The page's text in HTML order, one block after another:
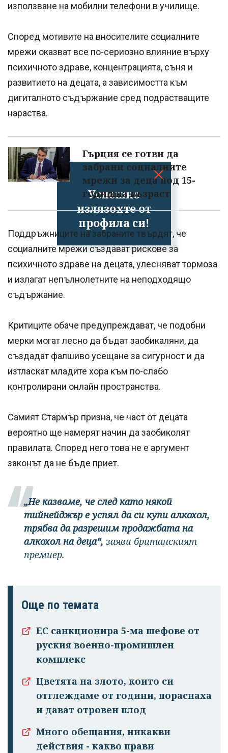
Успешно
излязохте от
профила си!
използване на мобилни телефони в училище.
Според мотивите на вносителите социалните
мрежи оказват все по-сериозно влияние върху
психичното здраве, концентрацията, съня и
развитието на децата, а зависимостта към
дигиталното съдържание сред подрастващите
нараства.
Гърция се готви да
забрани социалните
мрежи за деца под 15-
годишна възраст
Поддръжниците на забраните твърдят, че
социалните мрежи създават рискове за
психичното здраве на децата, улесняват тормоза
и излагат непълнолетните на неподходящо
съдържание.
Критиците обаче предупреждават, че подобни
мерки могат лесно да бъдат заобикаляни, да
създадат фалшиво усещане за сигурност и да
изтласкат младите хора към по-слабо
контролирани онлайн пространства.
Самият Стармър призна, че част от децата
вероятно ще намерят начин да заобиколят
правилата. Според него това не е аргумент
законът да не бъде приет.
„Не казваме, че след като някой
тийнейджър е успял да си купи алкохол,
трябва да разрешим продажбата на
алкохол на деца“, заяви британският
премиер.
Още по темата
ЕС санкционира 5-ма шефове от
руския военно-промишлен
комплекс
Цветята на злото, които си
отглеждаме от години, пораснаха
и дават отровен плод
Много обещания, никакви
действия - какво прави